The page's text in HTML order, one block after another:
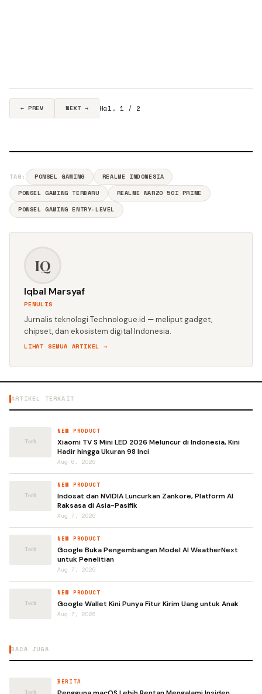
← PREV NEXT → Hal. 1 / 2
TAG: PONSEL GAMING
REALME INDONESIA
PONSEL GAMING TERBARU
REALME NARZO 50I PRIME
PONSEL GAMING ENTRY-LEVEL
IQ
Iqbal Marsyaf
PENULIS
Jurnalis teknologi Technologue.id — meliput gadget,
chipset, dan ekosistem digital Indonesia.
LIHAT SEMUA ARTIKEL →
ARTIKEL TERKAIT
NEW PRODUCT
Xiaomi TV S Mini LED 2026 Meluncur di Indonesia, Kini
Hadir hingga Ukuran 98 Inci
Aug 6, 2026
NEW PRODUCT
Indosat dan NVIDIA Luncurkan Zankore, Platform AI
Raksasa di Asia-Pasifik
Aug 7, 2026
NEW PRODUCT
Google Buka Pengembangan Model AI WeatherNext
untuk Penelitian
Aug 7, 2026
NEW PRODUCT
Google Wallet Kini Punya Fitur Kirim Uang untuk Anak
Aug 7, 2026
BACA JUGA
BERITA